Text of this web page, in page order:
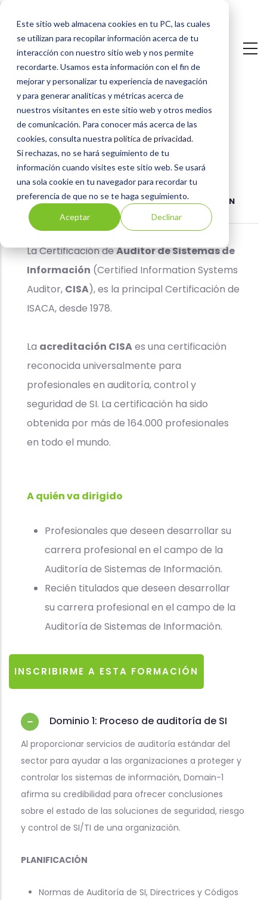
Este sitio web almacena cookies en tu PC, las cuales
se utilizan para recopilar información acerca de tu
interacción con nuestro sitio web y nos permite
recordarte. Usamos esta información con el fin de
mejorar y personalizar tu experiencia de navegación
y para generar analíticas y métricas acerca de
nuestros visitantes en este sitio web y otros medios
de comunicación. Para conocer más acerca de las
cookies, consulta nuestra política de privacidad.
Si rechazas, no se hará seguimiento de tu
información cuando visites este sitio web. Se usará
una sola cookie en tu navegador para recordar tu
preferencia de que no se te haga seguimiento.
Aceptar Declinar
Pasar
contenido
principal
Certificación CISA
PRESENTACIÓN TEMARIO REQUISITOS
COSTE Y BONIFICACIONES MÁS INFORMACIÓN
La Certificación deAuditor de Sistemas de
Información (Certified Information Systems
Auditor, CISA), es la principal Certificación de
ISACA, desde 1978.
La acreditación CISAes una certificación
reconocida universalmente para
profesionales en auditoría, control y
seguridad de SI. La certificación ha sido
obtenida por más de 164.000 profesionales
en todo el mundo.
A quién va dirigido
Profesionales que deseen desarrollar su
carrera profesional en el campo de la
Auditoría de Sistemas de Información.
Recién titulados que deseen desarrollar
su carrera profesional en el campo de la
Auditoría de Sistemas de Información.
INSCRIBIRME A ESTA FORMACIÓN
Dominio 1: Proceso de auditoría de SI
Al proporcionar servicios de auditoría estándar del
sector para ayudar a las organizaciones a proteger y
controlar los sistemas de información, Domain-1
afirma su credibilidad para ofrecer conclusiones
sobre el estado de las soluciones de seguridad, riesgo
y control de SI/TI de una organización.
PLANIFICACIÓN
Normas de Auditoría de SI, Directrices y Códigos